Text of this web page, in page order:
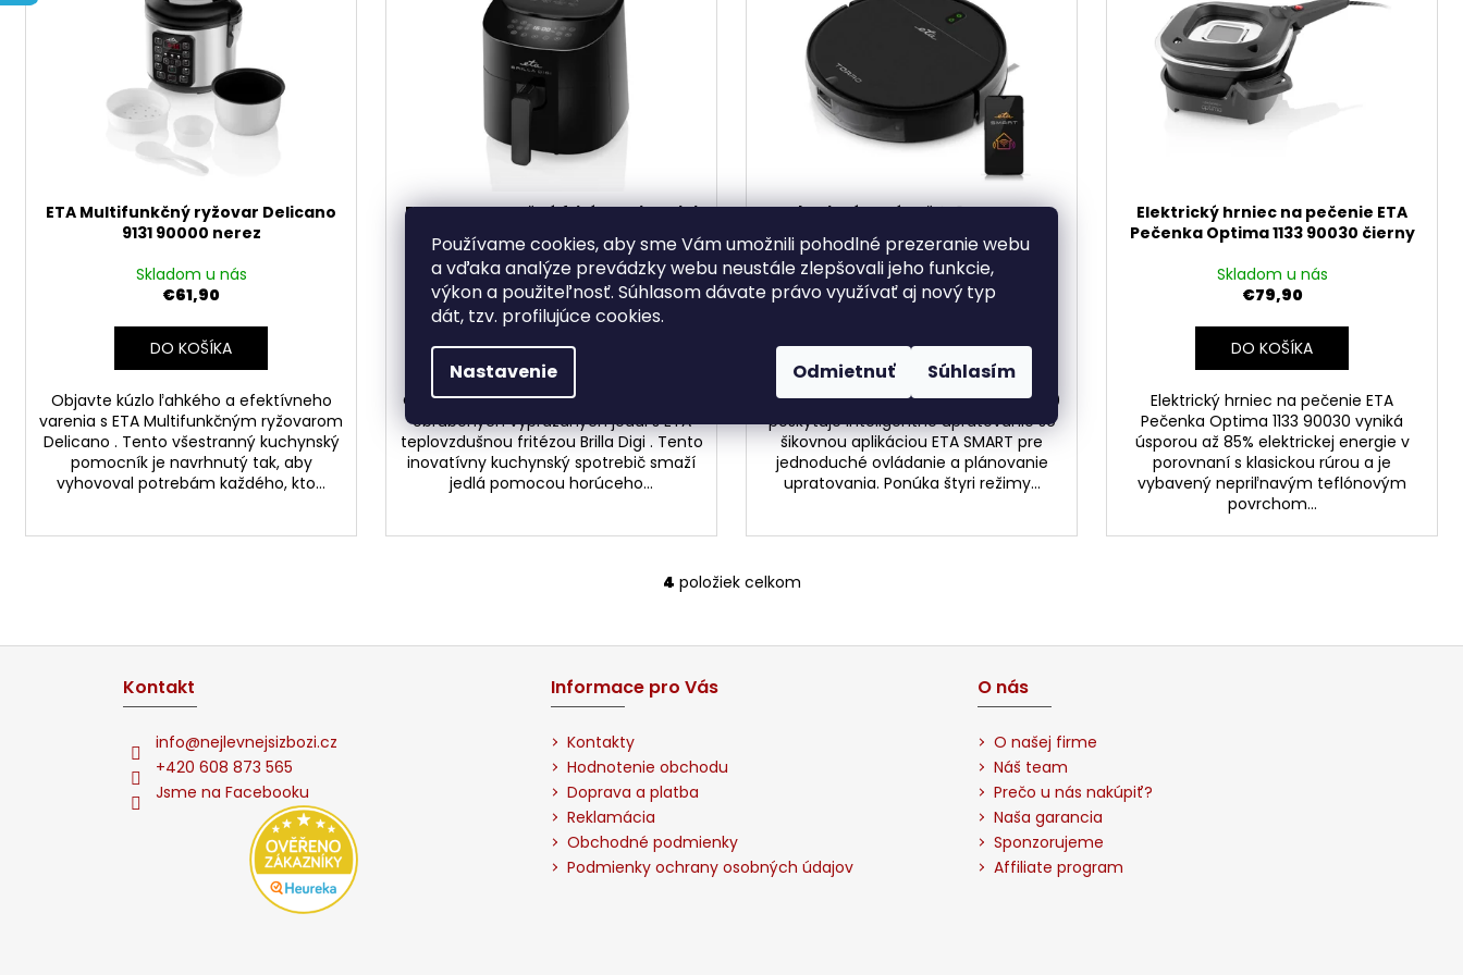
Používame cookies, aby sme Vám umožnili pohodlné prezeranie webu
a vďaka analýze prevádzky webu neustále zlepšovali jeho funkcie,
výkon a použiteľnosť. Súhlasom dávate právo využívať aj nový typ
dát, tzv. profilujúce cookies.
Nastavenie Odmietnuť Súhlasím
e
ETA Multifunkčný ryžovar Delicano
9131 90000 nerez
Skladom u nás
€61,90
DO KOŠÍKA
Objavte kúzlo ľahkého a efektívneho
varenia s ETA Multifunkčným ryžovarom
Delicano . Tento všestranný kuchynský
pomocník je navrhnutý tak, aby
vyhovoval potrebám každého, kto...
ETA Teplovzdušná fritéza Brilla Digi
4168 90000 čierna
Skladom u nás
€91,90
DO KOŠÍKA
Objavte zdravší spôsob prípravy vašich
obľúbených vyprážaných jedál s ETA
teplovzdušnou fritézou Brilla Digi . Tento
inovatívny kuchynský spotrebič smaží
jedlá pomocou horúceho...
Robotický vysávač 2v1 ETA Torro
0251 0000 čierny
Skladom u nás
€144,90
DO KOŠÍKA
Robotický vysávač ETA Torro 0251 0000
poskytuje inteligentné upratovanie so
šikovnou aplikáciou ETA SMART pre
jednoduché ovládanie a plánovanie
upratovania. Ponúka štyri režimy...
Elektrický hrniec na pečenie ETA
Pečenka Optima 1133 90030 čierny
Skladom u nás
€79,90
DO KOŠÍKA
Elektrický hrniec na pečenie ETA
Pečenka Optima 1133 90030 vyniká
úsporou až 85% elektrickej energie v
porovnaní s klasickou rúrou a je
vybavený nepriľnavým teflónovým
povrchom...
O
l
r
v
k
4 položiek celkom
DOLU 2678 DETSKÝ ZÁHRADNÝ
SET STÔL A 2 STOLIČKY BIELE
€19,90
MYPROJECT OCHRANNÁ PLACHTA
NA AUTO XL
€18,90
EASYMAXX SINGLE KÁVOVAR S
HRNČEKOM NA CESTY 15240
BARISTA
€19,90
Z
Kontakt
info@nejlevnejsizbozi.cz
+420 608 873 565
Jsme na Facebooku
Informace pro Vás
Kontakty
Hodnotenie obchodu
Doprava a platba
Reklamácia
Obchodné podmienky
Podmienky ochrany osobných údajov
O nás
O našej firme
Náš team
Prečo u nás nakúpiť?
Naša garancia
Sponzorujeme
Affiliate program